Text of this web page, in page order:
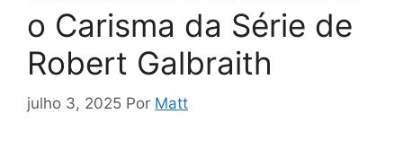
o Carisma da Série de
Robert Galbraith
julho 3, 2025 Por Matt